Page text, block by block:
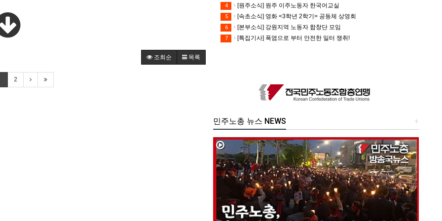
조회순 목록
2
4 [원주소식] 원주 이주노동자 한국어교실
5 [속초소식] 영화 <3학년 2학기> 공동체 상영회
6 [본부소식] 강원지역 노동자 합창단 모임
7 [특집기사] 폭염으로 부터 안전한 일터 쟁취!
+
민주노총 뉴스 NEWS